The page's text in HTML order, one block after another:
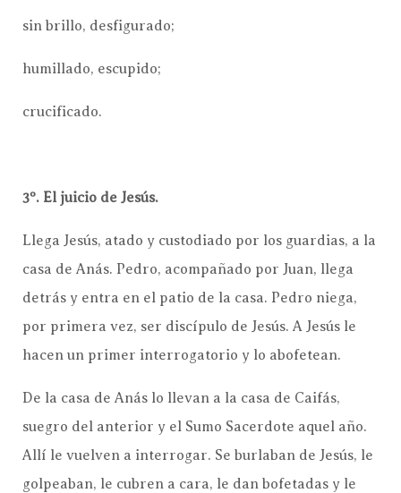
sin brillo, desfigurado;
humillado, escupido;
crucificado.
3º. El juicio de Jesús.
Llega Jesús, atado y custodiado por los guardias, a la
casa de Anás. Pedro, acompañado por Juan, llega
detrás y entra en el patio de la casa. Pedro niega,
por primera vez, ser discípulo de Jesús. A Jesús le
hacen un primer interrogatorio y lo abofetean.
De la casa de Anás lo llevan a la casa de Caifás,
suegro del anterior y el Sumo Sacerdote aquel año.
Allí le vuelven a interrogar. Se burlaban de Jesús, le
golpeaban, le cubren a cara, le dan bofetadas y le